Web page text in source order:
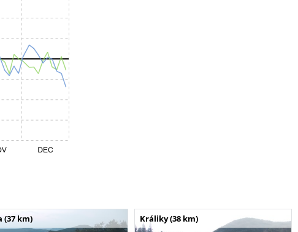
(37 km) Králiky (38 km)